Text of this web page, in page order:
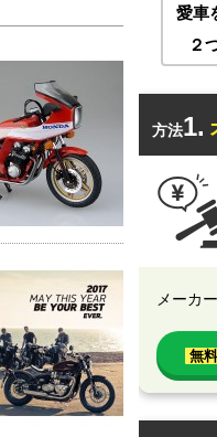
愛車
２
方法1.
メーカー
無